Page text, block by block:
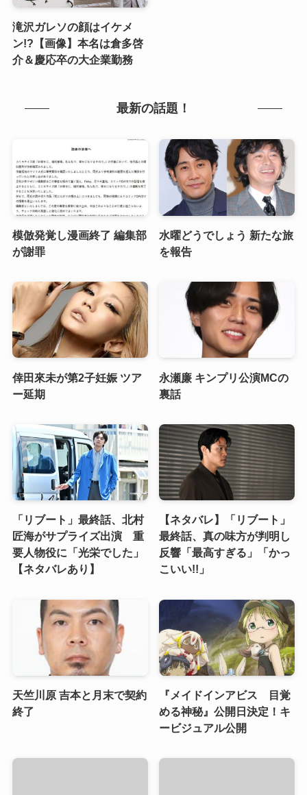
滝沢ガレソの顔はイケメ
ン!?【画像】本名は倉多啓
介＆慶応卒の大企業勤務
最新の話題！
模倣発覚し漫画終了 編集部
が謝罪
水曜どうでしょう 新たな旅
を報告
倖田來未が第2子妊娠 ツア
ー延期
永瀬廉 キンプリ公演MCの
裏話
「リブート」最終話、北村
匠海がサプライズ出演 重
要人物役に「光栄でした」
【ネタバレあり】
【ネタバレ】「リブート」
最終話、真の味方が判明し
反響「最高すぎる」「かっ
こいい!!」
天竺川原 吉本と月末で契約
終了
『メイドインアビス 目覚
める神秘』公開日決定！キ
ービジュアル公開